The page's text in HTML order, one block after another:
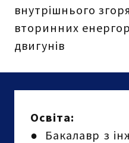
внутрішнього
вторинних
двигунів
Освіта:
● Бакалавр з